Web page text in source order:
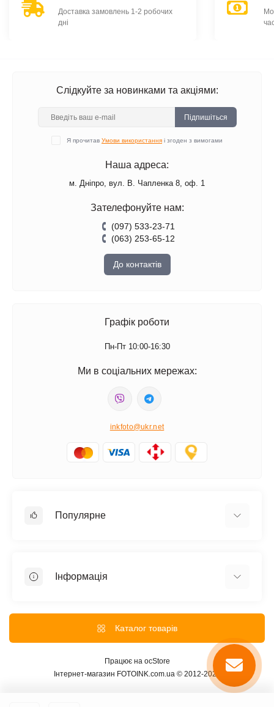
Доставка замовлень 1-2 робочих
дні
Слідкуйте за новинками та акціями:
Підпишіться
Я прочитав Умови використання і згоден з вимогами
Наша адреса:
м. Дніпро, вул. В. Чапленка 8, оф. 1
Зателефонуйте нам:
(097) 533-23-71
(063) 253-65-12
До контактів
Графік роботи
Пн-Пт 10:00-16:30
Ми в соціальних мережах:
inkfoto@ukr.net
Популярне
Фотопапір Galaxy
Плівка для ламінування А4
Інформація
Доставка та Оплата
Обмін та повернення
Розпродаж
Каталог товарів
Працює на ocStore
Інтернет-магазин FOTOINK.com.ua © 2012-2026